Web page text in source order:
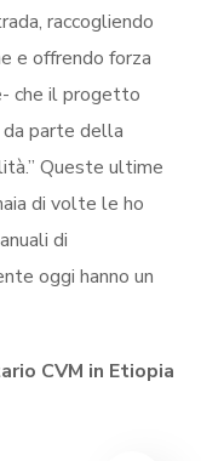
raccogliendo
e offrendo forza
che il progetto
parte della
Queste ultime
di volte le ho
di
oggi hanno un
CVM in Etiopia